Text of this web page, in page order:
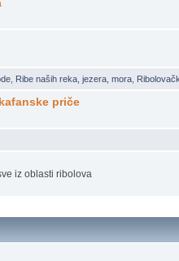
Ribe naših reka, jezera, mora
priče
iz oblasti ribolova